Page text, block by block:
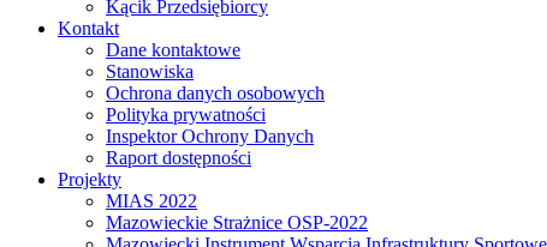
Kącik Przedsiębiorcy
Kontakt
Dane kontaktowe
Stanowiska
Ochrona danych osobowych
Polityka prywatności
Inspektor Ochrony Danych
Raport dostępności
Projekty
MIAS 2022
Mazowieckie Strażnice OSP-2022